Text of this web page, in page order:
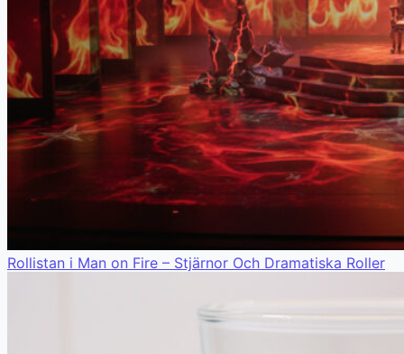
Rollistan i Man on Fire – Stjärnor Och Dramatiska Roller